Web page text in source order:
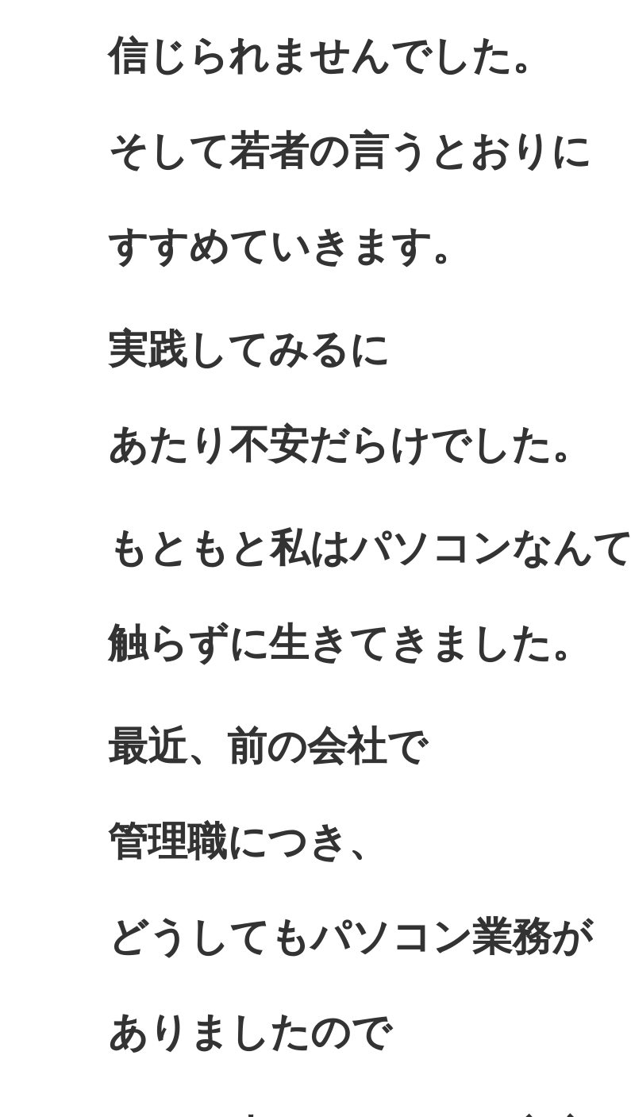
信じられませんでした。
そして若者の言うとおりに
すすめていきます。
実践してみるに
あたり不安だらけでした。
もともと私はパソコンなんて
触らずに生きてきました。
最近、前の会社で
管理職につき、
どうしてもパソコン業務が
ありましたので